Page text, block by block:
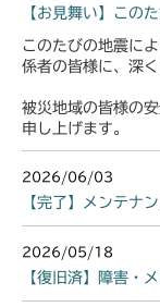
【お見舞い】この
このたびの地震に
係者の皆様に、深
被災地域の皆様の
申し上げます。
2026/06/03
【完了】メンテナ
2026/05/18
【復旧済】障害・